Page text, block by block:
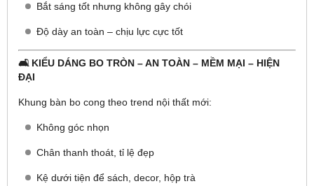
Bắt sáng tốt nhưng không gây chói
Độ dày an toàn – chịu lực cực tốt
🛋️ KIỂU DÁNG BO TRÒN – AN TOÀN – MỀM MẠI – HIỆN
ĐẠI
Khung bàn bo cong theo trend nội thất mới:
Không góc nhọn
Chân thanh thoát, tỉ lệ đẹp
Kệ dưới tiện để sách, decor, hộp trà